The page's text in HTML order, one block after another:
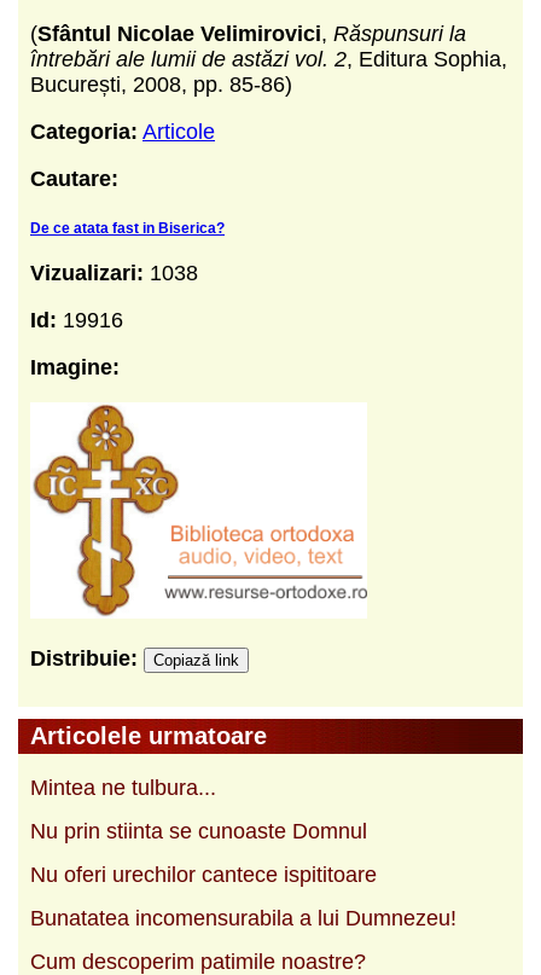
(Sfântul Nicolae Velimirovici, Răspunsuri la
întrebări ale lumii de astăzi vol. 2, Editura Sophia,
București, 2008, pp. 85-86)
Categoria: Articole
Cautare:
De ce atata fast in Biserica?
Vizualizari: 1038
Id: 19916
Imagine:
Distribuie: Copiază link
Articolele urmatoare
Mintea ne tulbura...
Nu prin stiinta se cunoaste Domnul
Nu oferi urechilor cantece ispititoare
Bunatatea incomensurabila a lui Dumnezeu!
Cum descoperim patimile noastre?